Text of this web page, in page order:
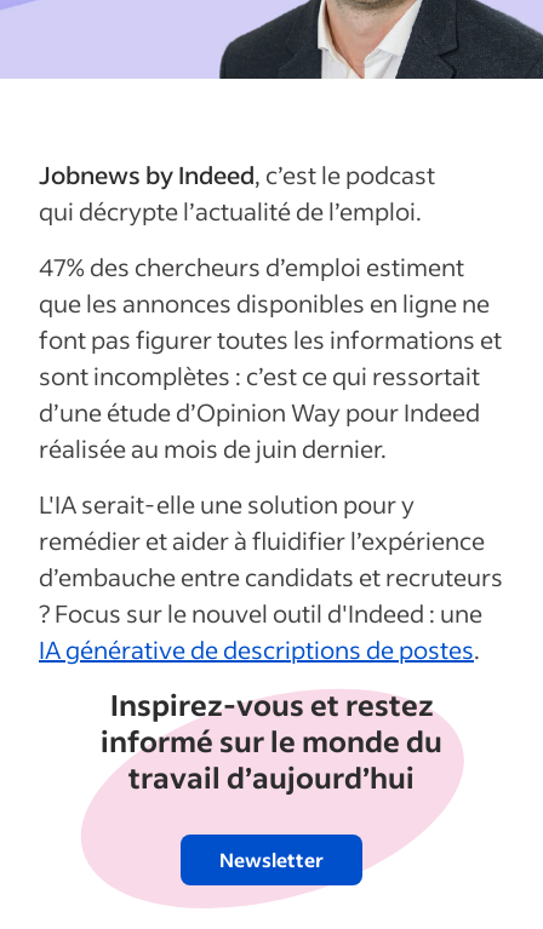
Jobnews by Indeed, c’est le podcast
qui décrypte l’actualité de l’emploi.
47% des chercheurs d’emploi estiment
que les annonces disponibles en ligne ne
font pas figurer toutes les informations et
sont incomplètes : c’est ce qui ressortait
d’une étude d’Opinion Way pour Indeed
réalisée au mois de juin dernier.
L'IA serait-elle une solution pour y
remédier et aider à fluidifier l’expérience
d’embauche entre candidats et recruteurs
? Focus sur le nouvel outil d'Indeed : une
IA générative de descriptions de postes.
Inspirez-vous et restez
informé sur le monde du
travail d’aujourd’hui
Newsletter